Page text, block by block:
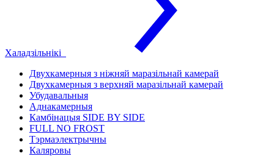
Халадзільнікі
Двухкамерныя з ніжняй маразільнай камерай
Двухкамерныя з верхняй маразільнай камерай
Убудавальныя
Аднакамерныя
Камбінацыя SIDE BY SIDE
FULL NO FROST
Тэрмаэлектрычны
Каляровы